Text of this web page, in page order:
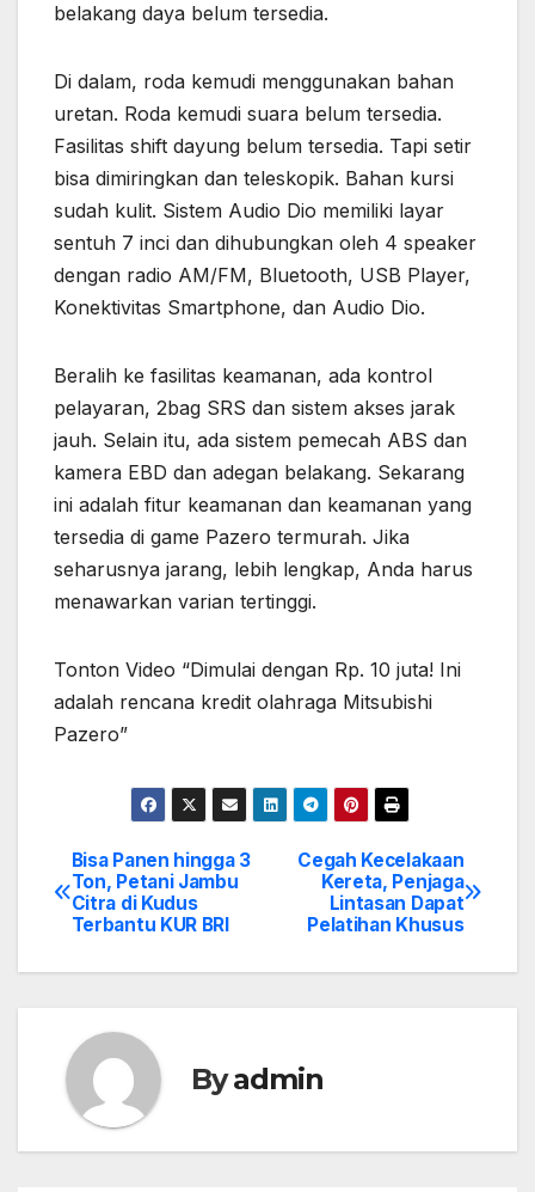
belakang daya belum tersedia.
Di dalam, roda kemudi menggunakan bahan
uretan. Roda kemudi suara belum tersedia.
Fasilitas shift dayung belum tersedia. Tapi setir
bisa dimiringkan dan teleskopik. Bahan kursi
sudah kulit. Sistem Audio Dio memiliki layar
sentuh 7 inci dan dihubungkan oleh 4 speaker
dengan radio AM/FM, Bluetooth, USB Player,
Konektivitas Smartphone, dan Audio Dio.
Beralih ke fasilitas keamanan, ada kontrol
pelayaran, 2bag SRS dan sistem akses jarak
jauh. Selain itu, ada sistem pemecah ABS dan
kamera EBD dan adegan belakang. Sekarang
ini adalah fitur keamanan dan keamanan yang
tersedia di game Pazero termurah. Jika
seharusnya jarang, lebih lengkap, Anda harus
menawarkan varian tertinggi.
Tonton Video “Dimulai dengan Rp. 10 juta! Ini
adalah rencana kredit olahraga Mitsubishi
Pazero”
Post
navigation
Cegah Kecelakaan
Kereta, Penjaga
Lintasan Dapat
Pelatihan Khusus
Bisa Panen hingga 3
Ton, Petani Jambu
Citra di Kudus
Terbantu KUR BRI
Byadmin